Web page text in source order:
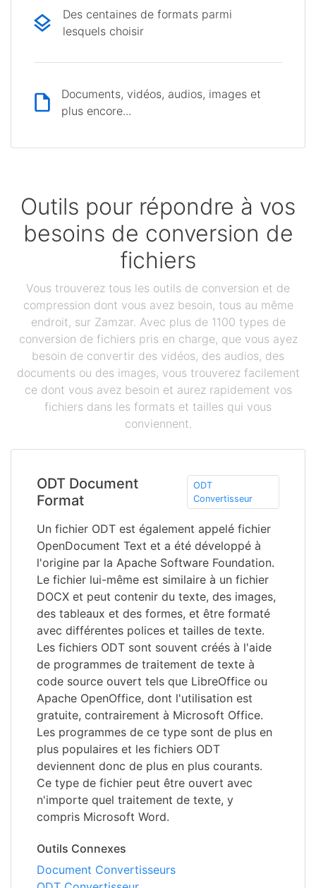
Des centaines de formats parmi
lesquels choisir
Documents, vidéos, audios, images et
plus encore...
Outils pour répondre à vos
besoins de conversion de
fichiers
Vous trouverez tous les outils de conversion et de
compression dont vous avez besoin, tous au même
endroit, sur Zamzar. Avec plus de 1100 types de
conversion de fichiers pris en charge, que vous ayez
besoin de convertir des vidéos, des audios, des
documents ou des images, vous trouverez facilement
ce dont vous avez besoin et aurez rapidement vos
fichiers dans les formats et tailles qui vous
conviennent.
ODT Document
Format
ODT
Convertisseur
Un fichier ODT est également appelé fichier
OpenDocument Text et a été développé à
l'origine par la Apache Software Foundation.
Le fichier lui-même est similaire à un fichier
DOCX et peut contenir du texte, des images,
des tableaux et des formes, et être formaté
avec différentes polices et tailles de texte.
Les fichiers ODT sont souvent créés à l'aide
de programmes de traitement de texte à
code source ouvert tels que LibreOffice ou
Apache OpenOffice, dont l'utilisation est
gratuite, contrairement à Microsoft Office.
Les programmes de ce type sont de plus en
plus populaires et les fichiers ODT
deviennent donc de plus en plus courants.
Ce type de fichier peut être ouvert avec
n'importe quel traitement de texte, y
compris Microsoft Word.
Outils Connexes
Document Convertisseurs